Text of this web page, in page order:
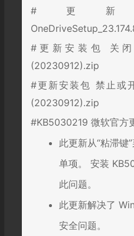
#更新
#更新安装包 关
(20230912).zip
#更新安装包 禁止或
(20230912).zip
#KB5030219 微软官方
此更新从“粘滞键
单项。 安装
此问题。
此更新解决了
安全问题。